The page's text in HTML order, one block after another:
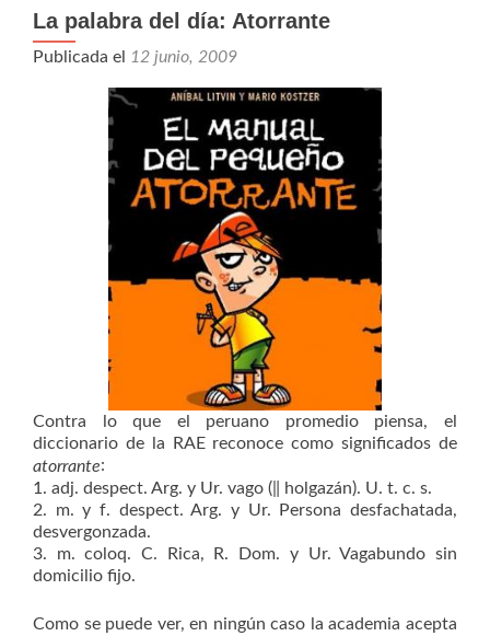
La palabra del día: Atorrante
Publicada el 12 junio, 2009
Contra lo que el peruano promedio piensa, el
diccionario de la RAE reconoce como significados de
atorrante:
1. adj. despect. Arg. y Ur. vago (‖ holgazán). U. t. c. s.
2. m. y f. despect. Arg. y Ur. Persona desfachatada,
desvergonzada.
3. m. coloq. C. Rica, R. Dom. y Ur. Vagabundo sin
domicilio fijo.
Como se puede ver, en ningún caso la academia acepta